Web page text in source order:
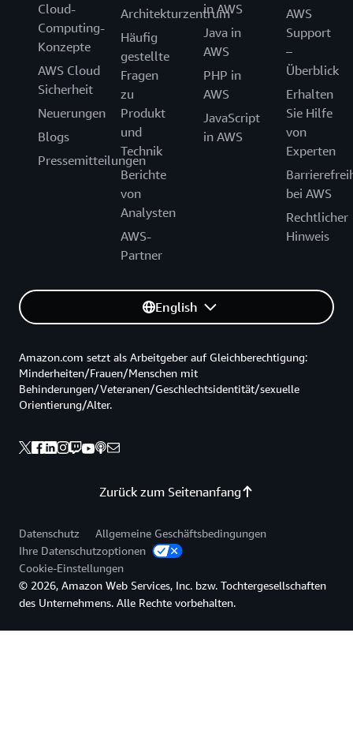
Cloud-
Computing-
Konzepte
AWS Cloud
Sicherheit
Neuerungen
Blogs
Pressemitteilungen
Architekturzentrum
Häufig
gestellte
Fragen
zu
Produkt
und
Technik
Berichte
von
Analysten
AWS-
Partner
in AWS
Java in
AWS
PHP in
AWS
JavaScript
in AWS
AWS
Support
–
Überblick
Erhalten
Sie Hilfe
von
Experten
bei AWS
Rechtlicher
Hinweis
English
Zurück zum Seitenanfang
Amazon.com setzt als Arbeitgeber auf Gleichberechtigung:
Minderheiten/Frauen/Menschen mit
Behinderungen/Veteranen/Geschlechtsidentität/sexuelle
Orientierung/Alter.
Datenschutz
Allgemeine Geschäftsbedingungen
Ihre Datenschutzoptionen
Cookie-Einstellungen
© 2026, Amazon Web Services, Inc. bzw. Tochtergesellschaften
des Unternehmens. Alle Rechte vorbehalten.